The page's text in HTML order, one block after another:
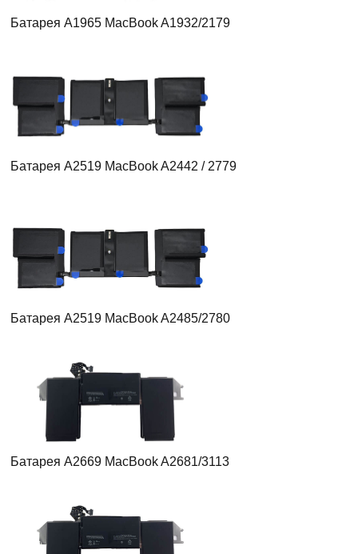
Батарея A1965 MacBook A1932/2179
Батарея A2519 MacBook A2442 / 2779
Батарея A2519 MacBook A2485/2780
Батарея A2669 MacBook A2681/3113